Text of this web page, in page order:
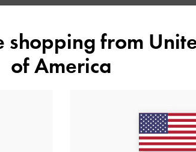
全て 快適さ
全て
shopping from
of America